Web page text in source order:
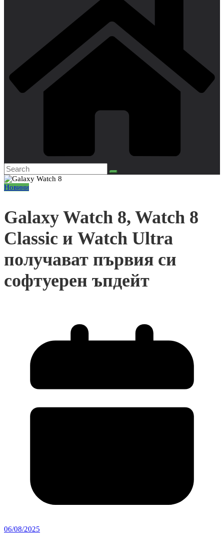
Новини
Galaxy Watch 8, Watch 8
Classic и Watch Ultra
получават първия си
софтуерен ъпдейт
06/08/2025